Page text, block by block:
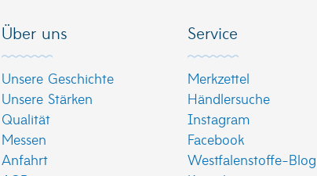
Über uns
Unsere Geschichte
Unsere Stärken
Qualität
Messen
Anfahrt
Service
Merkzettel
Händlersuche
Instagram
Facebook
Westfalenstoffe-Blog